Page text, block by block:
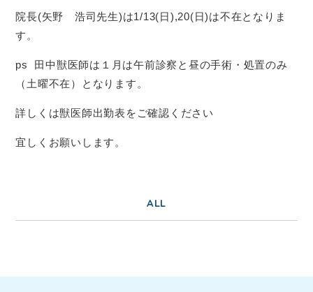
院長(矢野 浩司先生)は1/13(日),20(日)は不在となりま
す。
ps 田中獣医師は１月は午前診察と昼の手術・処置のみ
（土曜不在）となります。
詳しくは獣医師出勤表をご確認ください
宜しくお願いします。
ALL